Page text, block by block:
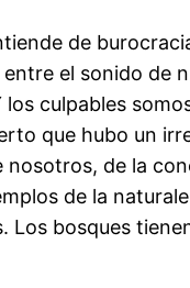
de
el sonido de
culpables
que hubo un
de la
de la
bosques